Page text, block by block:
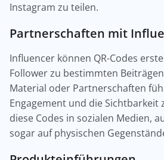
Instagram zu teilen.
Partnerschaften mit
Influencer können QR-Codes
Follower zu bestimmten
Material oder Partnerschaften
Engagement und die Sichtbarkeit
diese Codes in sozialen Medien,
sogar auf physischen